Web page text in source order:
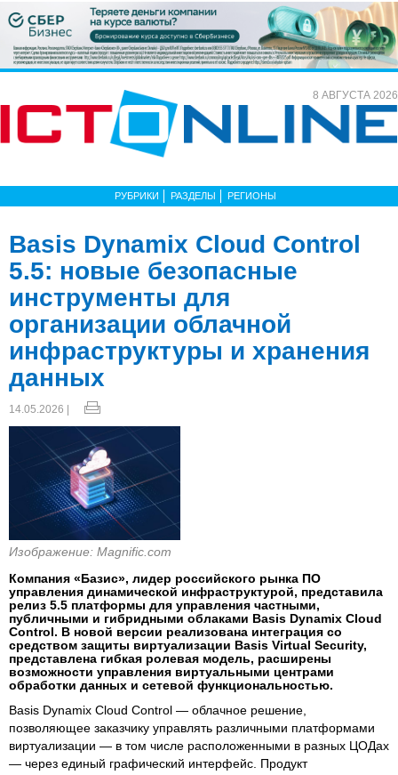
8 АВГУСТА 2026
РУБРИКИ РАЗДЕЛЫ РЕГИОНЫ
Basis Dynamix Cloud Control
5.5: новые безопасные
инструменты для
организации облачной
инфраструктуры и хранения
данных
14.05.2026 |
Изображение: Magnific.com
Компания «Базис», лидер российского рынка ПО
управления динамической инфраструктурой, представила
релиз 5.5 платформы для управления частными,
публичными и гибридными облаками Basis Dynamix Cloud
Control. В новой версии реализована интеграция со
средством защиты виртуализации Basis Virtual Security,
представлена гибкая ролевая модель, расширены
возможности управления виртуальными центрами
обработки данных и сетевой функциональностью.
Basis Dynamix Cloud Control — облачное решение,
позволяющее заказчику управлять различными платформами
виртуализации — в том числе расположенными в разных ЦОДах
— через единый графический интерфейс. Продукт